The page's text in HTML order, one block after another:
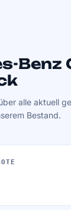
Benz
alle aktuell
Bestand.